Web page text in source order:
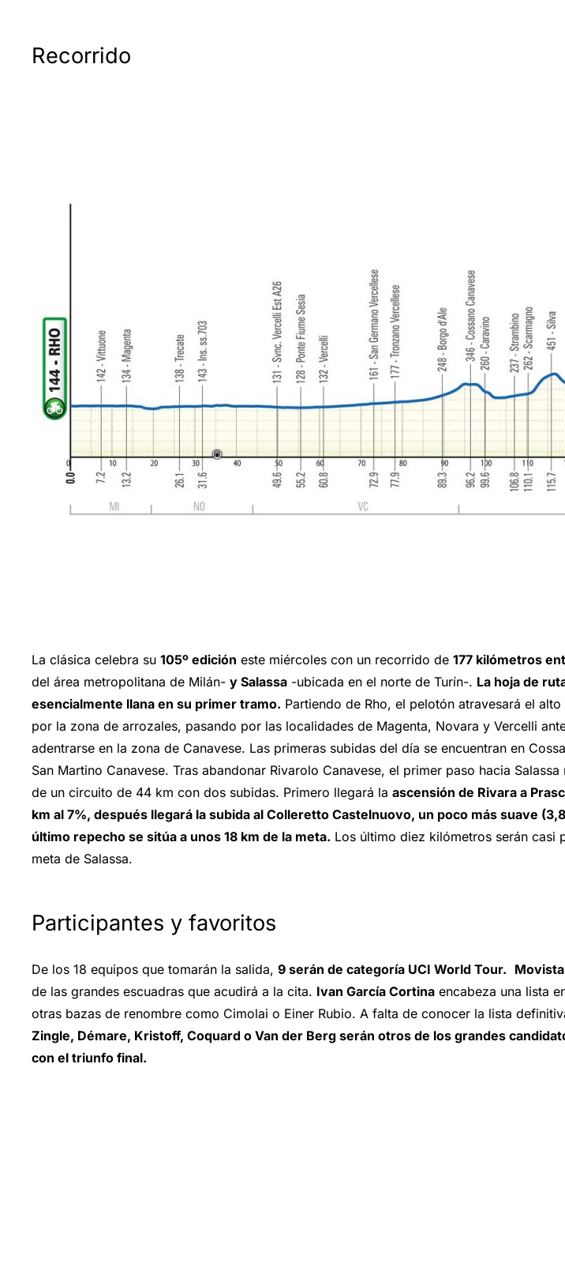
Recorrido
La clásica celebra su 105º edición este miércoles con un recorrido de 177 kilómetros
del área metropolitana de Milán- y Salassa -ubicada en el norte de Turín-. La hoja de
esencialmente llana en su primer tramo. Partiendo de Rho, el pelotón atravesará el
por la zona de arrozales, pasando por las localidades de Magenta, Novara y Vercelli
adentrarse en la zona de Canavese. Las primeras subidas del día se encuentran en
San Martino Canavese. Tras abandonar Rivarolo Canavese, el primer paso hacia
de un circuito de 44 km con dos subidas. Primero llegará la ascensión de Rivara a
km al 7%, después llegará la subida al Colleretto Castelnuovo, un poco más suave
último repecho se sitúa a unos 18 km de la meta. Los último diez kilómetros serán casi
meta de Salassa.
Participantes y favoritos
De los 18 equipos que tomarán la salida, 9 serán de categoría UCI World Tour.
de las grandes escuadras que acudirá a la cita. Ivan García Cortina encabeza una lista
otras bazas de renombre como Cimolai o Einer Rubio. A falta de conocer la lista
Zingle, Démare, Kristoff, Coquard o Van der Berg serán otros de los grandes
con el triunfo final.